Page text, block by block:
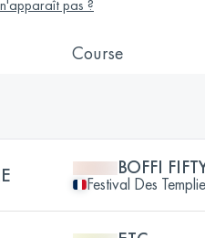
pas ?
Course
BOFFI
Festival Des